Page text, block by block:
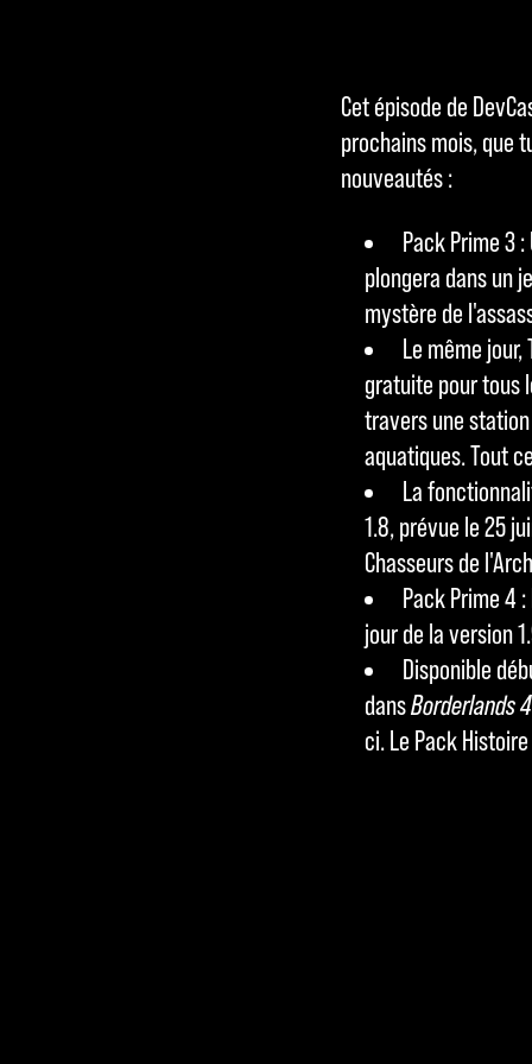
acc
epte
z la
ique
de
conf
iden
tialit
é de
YouT
ube
et le
tran
sfer
t de
don
née
s
Cet épisode de
prochains mois, que
nouveautés :
Pack Prime 3
plongera dans un
mystère de
Le même
gratuite pour tous
travers une
aquatiques. Tout
La
1.8, prévue le 25
Chasseurs de
Pack Prime 4
jour de la version
Disponible
dansBorderlands 4
ci. Le Pack